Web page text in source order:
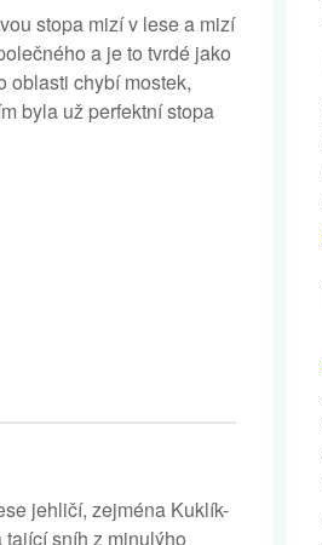
stopa mizí v lese a mizí
a je to tvrdé jako
oblasti chybí mostek,
byla už perfektní stopa
jehličí, zejména Kuklík-
sníh z minulýho